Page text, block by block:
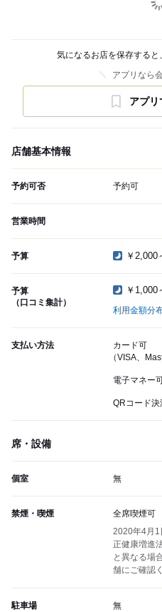
気になるお店を保存すると
アプリなら
アプリ
店舗基本情報
予約可否 予約可
営業時間
予算 ￥2,000
予算
（口コミ集計）
￥1,000
利用金額分
支払い方法
カード可
（VISA、
電子マネー
QRコード決
席・設備
個室 無
禁煙・喫煙
全席喫煙可
2020年4月1
正健康増進
と異なる場
舗にご確認
駐車場 無